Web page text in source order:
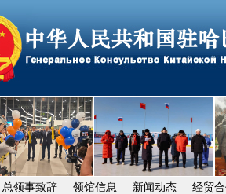
总领事致辞 领馆信息 新闻动态 经贸